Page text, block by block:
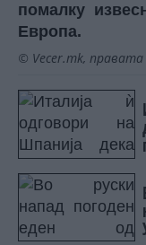
помалку
Европа.
© Vecer.mk,